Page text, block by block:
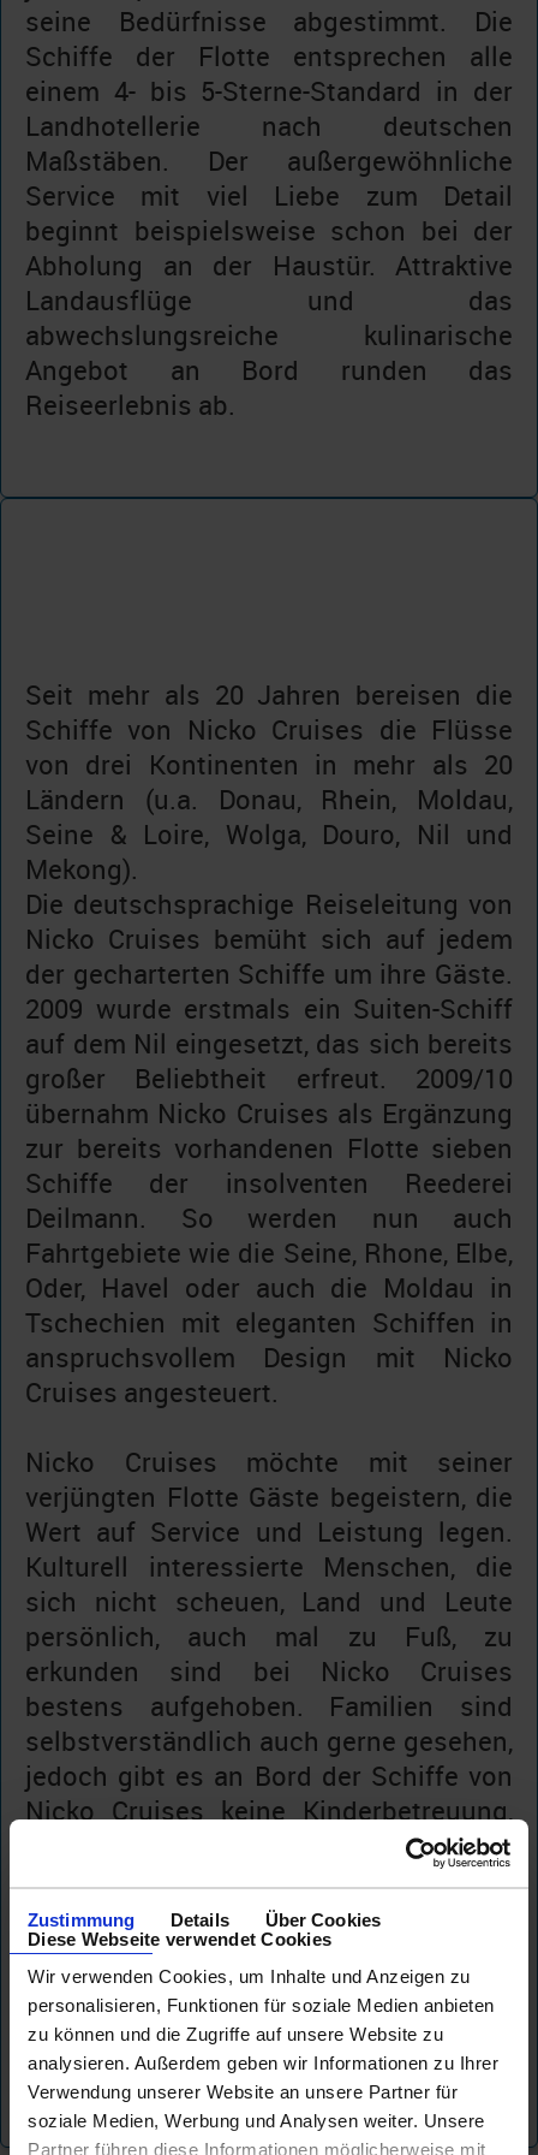
Zustimmung Details
Über Cookies
Diese Webseite verwendet Cookies
Wir verwenden Cookies, um Inhalte und Anzeigen zu
personalisieren, Funktionen für soziale Medien anbieten
zu können und die Zugriffe auf unsere Website zu
analysieren. Außerdem geben wir Informationen zu Ihrer
Verwendung unserer Website an unsere Partner für
soziale Medien, Werbung und Analysen weiter. Unsere
Partner führen diese Informationen möglicherweise mit
seine Bedürfnisse abgestimmt. Die
Schiffe der Flotte entsprechen alle
einem 4- bis 5-Sterne-Standard in der
Landhotellerie nach deutschen
Maßstäben. Der außergewöhnliche
Service mit viel Liebe zum Detail
beginnt beispielsweise schon bei der
Abholung an der Haustür. Attraktive
Landausflüge und das
abwechslungsreiche kulinarische
Angebot an Bord runden das
Reiseerlebnis ab.
Seit mehr als 20 Jahren bereisen die
Schiffe von Nicko Cruises die Flüsse
von drei Kontinenten in mehr als 20
Ländern (u.a. Donau, Rhein, Moldau,
Seine & Loire, Wolga, Douro, Nil und
Mekong).
Die deutschsprachige Reiseleitung von
Nicko Cruises bemüht sich auf jedem
der gecharterten Schiffe um ihre Gäste.
2009 wurde erstmals ein Suiten-Schiff
auf dem Nil eingesetzt, das sich bereits
großer Beliebtheit erfreut. 2009/10
übernahm Nicko Cruises als Ergänzung
zur bereits vorhandenen Flotte sieben
Schiffe der insolventen Reederei
Deilmann. So werden nun auch
Fahrtgebiete wie die Seine, Rhone, Elbe,
Oder, Havel oder auch die Moldau in
Tschechien mit eleganten Schiffen in
anspruchsvollem Design mit Nicko
Cruises angesteuert.
Nicko Cruises möchte mit seiner
verjüngten Flotte Gäste begeistern, die
Wert auf Service und Leistung legen.
Kulturell interessierte Menschen, die
sich nicht scheuen, Land und Leute
persönlich, auch mal zu Fuß, zu
erkunden sind bei Nicko Cruises
bestens aufgehoben. Familien sind
selbstverständlich auch gerne gesehen,
jedoch gibt es an Bord der Schiffe von
Nicko Cruises keine Kinderbetreuung,
wie bei anderen Veranstaltern und das
Durchschnittsalter liegt im Bereich der
Best-Ager. Die Flotte von Nicko Cruises
ist nach der jüngsten Modernisierung
auf einem überwiegenden 4-Sterne-
Niveau und möchte den Gästen für den
Reisepreis definitiv etwas bieten.